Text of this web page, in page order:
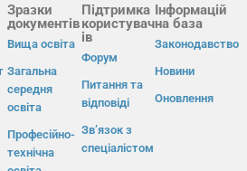
Зразки
документів
Вища освіта
Загальна
середня
освіта
Професійно-
технічна
Підтримка
користувач
ів
Форум
Питання та
відповіді
Зв’язок з
спеціалістом
Інформацій
на база
Законодавство
Новини
Оновлення